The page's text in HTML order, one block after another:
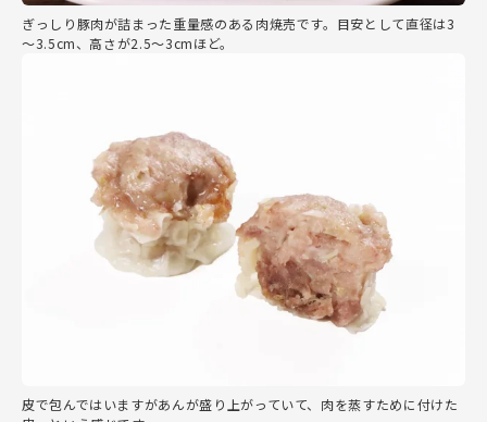
ぎっしり豚肉が詰まった重量感のある肉焼売です。目安として直径は3
～3.5cm、高さが2.5～3cmほど。
皮で包んではいますがあんが盛り上がっていて、肉を蒸すために付けた